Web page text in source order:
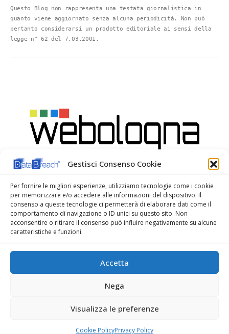
Gestisci Consenso Cookie
Per fornire le migliori esperienze, utilizziamo tecnologie come i cookie
per memorizzare e/o accedere alle informazioni del dispositivo. Il
consenso a queste tecnologie ci permetterà di elaborare dati come il
comportamento di navigazione o ID unici su questo sito. Non
acconsentire o ritirare il consenso può influire negativamente su alcune
caratteristiche e funzioni.
Accetta
Nega
Visualizza le preferenze
Cookie PolicyPrivacy Policy
Questo Blog non rappresenta una testata giornalistica in
quanto viene aggiornato senza alcuna periodicità. Non può
pertanto considerarsi un prodotto editoriale ai sensi della
legge n° 62 del 7.03.2001.